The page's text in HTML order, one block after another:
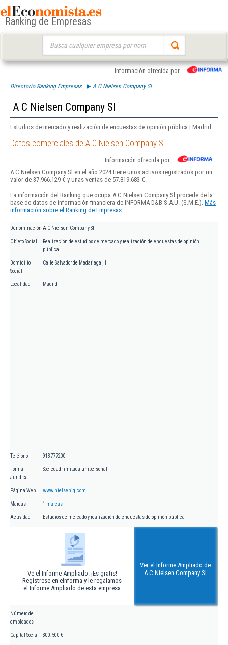
Ranking de Empresas
Información ofrecida por
Directorio Ranking Empresas A C Nielsen Company Sl
A C Nielsen Company Sl
Estudios de mercado y realización de encuestas de opinión pública | Madrid
Datos comerciales de A C Nielsen Company Sl
Información ofrecida por
A C Nielsen Company Sl en el año 2024 tiene unos activos registrados por un
valor de 37.966.129 € y unas ventas de 57.819.683 €.
La información del Ranking que ocupa A C Nielsen Company Sl procede de la
base de datos de información financiera de INFORMA D&B S.A.U. (S.M.E.). Más
información sobre el Ranking de Empresas.
Denominación A C Nielsen Company Sl
Objeto Social
Realización de estudios de mercado y realización de encuestas de opinión
pública.
Domicilio
Social
Calle Salvador de Madariaga , 1
Localidad Madrid
Teléfono 913777200
Forma
Jurídica
Sociedad limitada unipersonal
Página Web www.nielseniq.com
Marcas 1 marcas
Actividad Estudios de mercado y realización de encuestas de opinión pública
Ve el Informe Ampliado. ¡Es gratis!
Regístrese en eInforma y le regalamos
el Informe Ampliado de esta empresa
Ver el Informe Ampliado de
A C Nielsen Company Sl
Número de
empleados
Capital Social 300.500 €